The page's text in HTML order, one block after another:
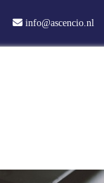
 info@ascencio.nl